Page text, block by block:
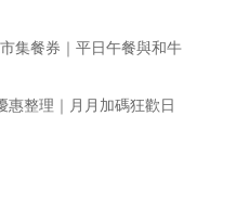
集餐券｜平日午餐與和牛
惠整理｜月月加碼狂歡日